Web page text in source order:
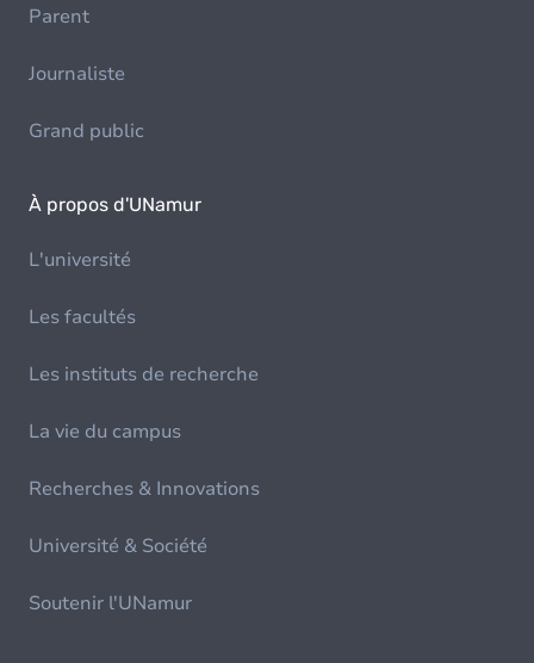
Parent
Journaliste
Grand public
À propos d'UNamur
L'université
Les facultés
Les instituts de recherche
La vie du campus
Recherches & Innovations
Université & Société
Soutenir l'UNamur